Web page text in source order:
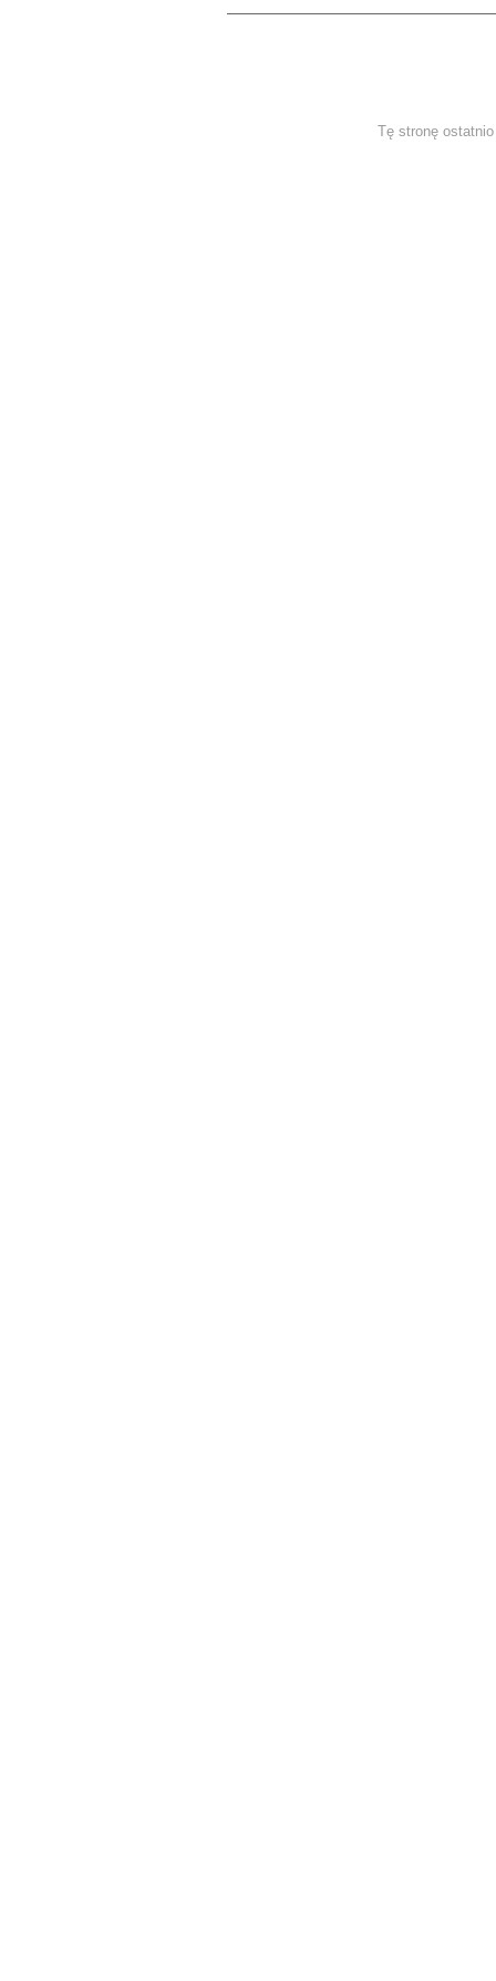
Tę stronę